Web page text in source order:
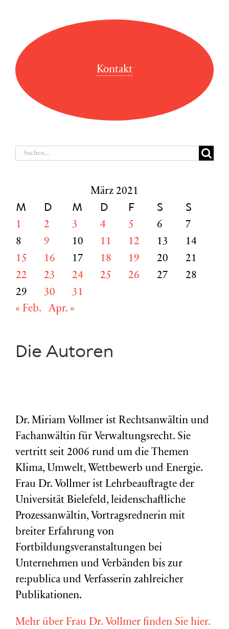
Kontakt
Suche
März 2021
M D M D F S S
1 2 3 4 5 6
7
8
9 10 11 12 13
14
15
16 17 18 19 20
21
22
23 24 25 26 27
28
29
30
31
« Feb.
Apr. »
Die Autoren
Dr. Miriam Vollmer ist Rechtsanwältin und
Fachanwältin für Verwaltungsrecht. Sie
vertritt seit 2006 rund um die Themen
Klima, Umwelt, Wettbewerb und Energie.
Frau Dr. Vollmer ist Lehrbeauftragte der
Universität Bielefeld, leidenschaftliche
Prozessanwältin, Vortragsrednerin mit
breiter Erfahrung von
Fortbildungsveranstaltungen bei
Unternehmen und Verbänden bis zur
re:publica und Verfasserin zahlreicher
Publikationen.
Mehr über Frau Dr. Vollmer finden Sie hier.